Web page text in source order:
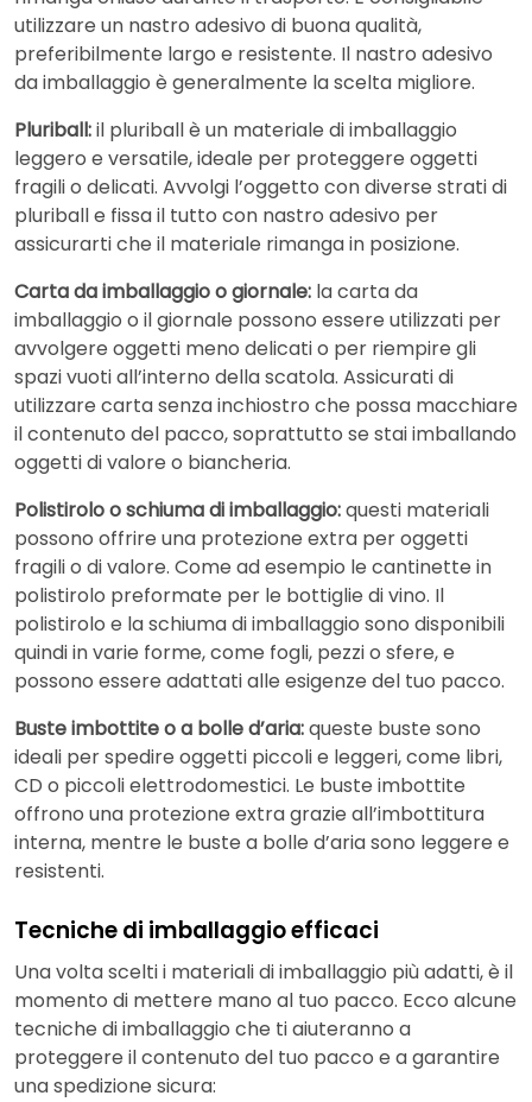
utilizzare un nastro adesivo di buona qualità,
preferibilmente largo e resistente. Il nastro adesivo
da imballaggio è generalmente la scelta migliore.
Pluriball:il pluriball è un materiale di imballaggio
leggero e versatile, ideale per proteggere oggetti
fragili o delicati. Avvolgi l’oggetto con diverse strati di
pluriball e fissa il tutto con nastro adesivo per
assicurarti che il materiale rimanga in posizione.
Carta da imballaggio o giornale: la carta da
imballaggio o il giornale possono essere utilizzati per
avvolgere oggetti meno delicati o per riempire gli
spazi vuoti all’interno della scatola. Assicurati di
utilizzare carta senza inchiostro che possa macchiare
il contenuto del pacco, soprattutto se stai imballando
oggetti di valore o biancheria.
Polistirolo o schiuma di imballaggio:questi materiali
possono offrire una protezione extra per oggetti
fragili o di valore. Come ad esempio le cantinette in
polistirolo preformate per le bottiglie di vino. Il
polistirolo e la schiuma di imballaggio sono disponibili
quindi in varie forme, come fogli, pezzi o sfere, e
possono essere adattati alle esigenze del tuo pacco.
Buste imbottite o a bolle d’aria:queste buste sono
ideali per spedire oggetti piccoli e leggeri, come libri,
CD o piccoli elettrodomestici. Le buste imbottite
offrono una protezione extra grazie all’imbottitura
interna, mentre le buste a bolle d’aria sono leggere e
resistenti.
Tecniche di imballaggio efficaci
Una volta scelti i materiali di imballaggio più adatti, è il
momento di mettere mano al tuo pacco. Ecco alcune
tecniche di imballaggio che ti aiuteranno a
proteggere il contenuto del tuo pacco e a garantire
una spedizione sicura: